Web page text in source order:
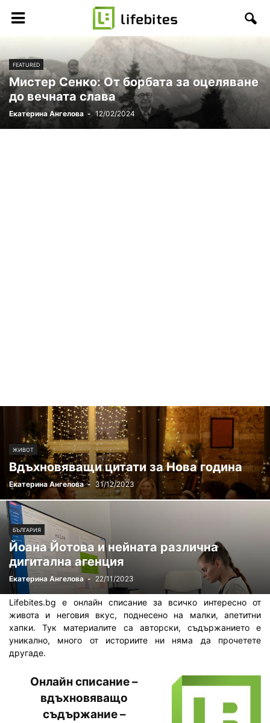
FEATURED
Мистер Сенко: От борбата за оцеляване
до вечната слава
Екатерина Ангелова - 12/02/2024
ЖИВОТ
Вдъхновяващи цитати за Нова година
Екатерина Ангелова - 31/12/2023
БЪЛГАРИЯ
Йоана Йотова и нейната различна
дигитална агенция
Екатерина Ангелова - 22/11/2023
Lifebites.bg е онлайн списание за всичко интересно от
живота и неговия вкус, поднесено на малки, апетитни
хапки. Тук материалите са авторски, съдържанието е
уникално, много от историите ни няма да прочетете
другаде.
Онлайн списание –
вдъхновяващо
съдържание –